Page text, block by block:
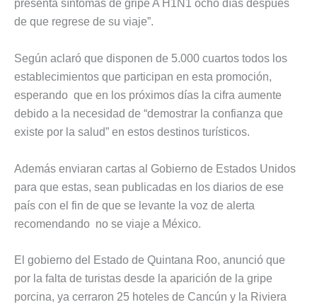
presenta síntomas de gripe A H1N1 ocho días después
de que regrese de su viaje”.
Según aclaró que disponen de 5.000 cuartos todos los
establecimientos que participan en esta promoción,
esperando que en los próximos días la cifra aumente
debido a la necesidad de “demostrar la confianza que
existe por la salud” en estos destinos turísticos.
Además enviaran cartas al Gobierno de Estados Unidos
para que estas, sean publicadas en los diarios de ese
país con el fin de que se levante la voz de alerta
recomendando no se viaje a México.
El gobierno del Estado de Quintana Roo, anunció que
por la falta de turistas desde la aparición de la gripe
porcina, ya cerraron 25 hoteles de Cancún y la Riviera